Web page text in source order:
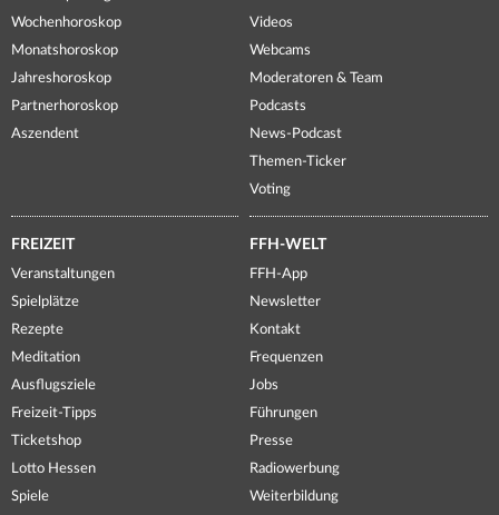
Wochenhoroskop
Monatshoroskop
Jahreshoroskop
Partnerhoroskop
Aszendent
Videos
Webcams
Moderatoren & Team
Podcasts
News-Podcast
Themen-Ticker
Voting
FREIZEIT
Veranstaltungen
Spielplätze
Rezepte
Meditation
Ausflugsziele
Freizeit-Tipps
Ticketshop
Lotto Hessen
Spiele
FFH-WELT
FFH-App
Newsletter
Kontakt
Frequenzen
Jobs
Führungen
Presse
Radiowerbung
Weiterbildung